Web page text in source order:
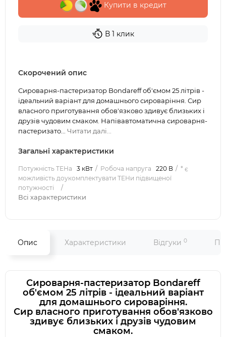
Купити в кредит
В 1 клик
Скорочений опис
Сироварня-пастеризатор Bondareff об'ємом 25 літрів -
ідеальний варіант для домашнього сироваріння. Сир
власного приготування обов'язково здивує близьких і
друзів чудовим смаком. Напівавтоматична сироварня-
пастеризато... Читати далі...
Загальні характеристики
Потужність ТЕНа 3 кВт Робоча напруга 220 В
* є
можливість доукомплектувати ТЕНи підвищеної
потужності
Всі характеристики
Опис Характеристики Відгуки 0
Сироварня-пастеризатор Bondareff
об'ємом 25 літрів - ідеальний варіант
для домашнього сироваріння.
Сир власного приготування обов'язково
здивує близьких і друзів чудовим
смаком.